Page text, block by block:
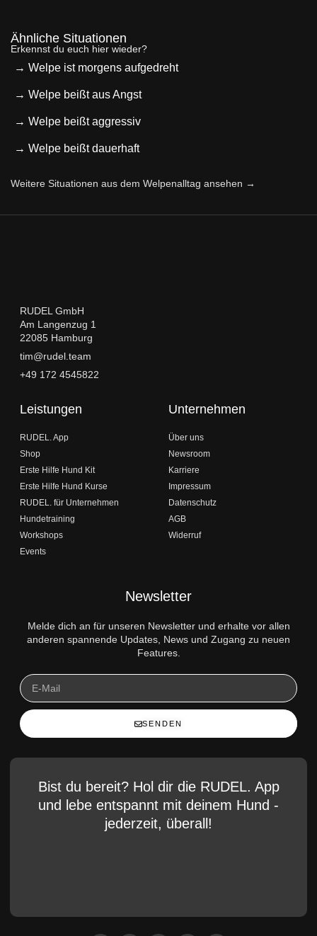
Ähnliche Situationen
Erkennst du euch hier wieder?
→ Welpe ist morgens aufgedreht
→ Welpe beißt aus Angst
→ Welpe beißt aggressiv
→ Welpe beißt dauerhaft
Weitere Situationen aus dem Welpenalltag ansehen →
RUDEL GmbH
Am Langenzug 1
22085 Hamburg
tim@rudel.team
+49 172 4545822
Leistungen
RUDEL. App
Shop
Erste Hilfe Hund Kit
Erste Hilfe Hund Kurse
RUDEL. für Unternehmen
Hundetraining
Workshops
Events
Unternehmen
Über uns
Newsroom
Karriere
Impressum
Datenschutz
AGB
Widerruf
Newsletter
Melde dich an für unseren Newsletter und erhalte vor allen
anderen spannende Updates, News und Zugang zu neuen
Features.
SENDEN
Bist du bereit? Hol dir die RUDEL. App
und lebe entspannt mit deinem Hund -
jederzeit, überall!